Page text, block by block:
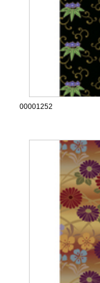
00001252